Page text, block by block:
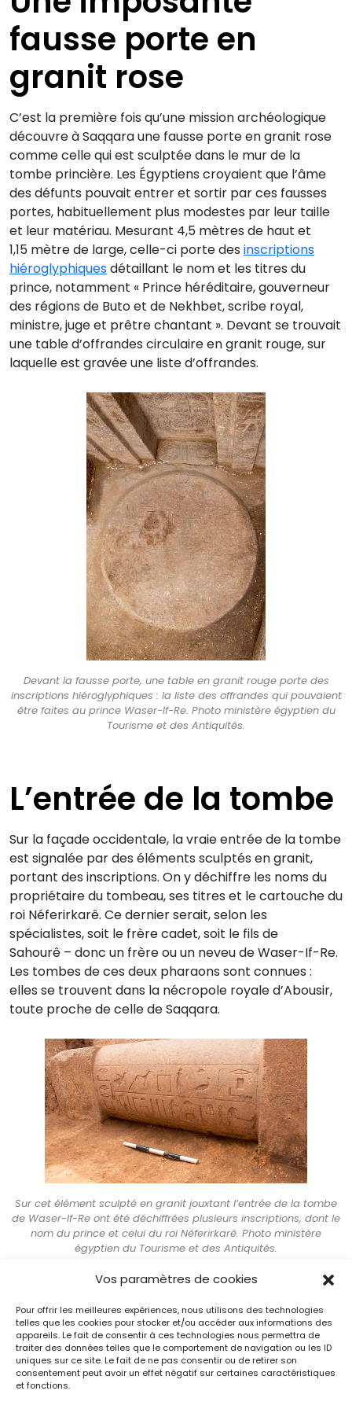
Vos paramètres de cookies
Pour offrir les meilleures expériences, nous utilisons des technologies
telles que les cookies pour stocker et/ou accéder aux informations des
appareils. Le fait de consentir à ces technologies nous permettra de
traiter des données telles que le comportement de navigation ou les ID
uniques sur ce site. Le fait de ne pas consentir ou de retirer son
consentement peut avoir un effet négatif sur certaines caractéristiques
et fonctions.
fausse porte en
granit rose
C’est la première fois qu’une mission archéologique
découvre à Saqqara une fausse porte en granit rose
comme celle qui est sculptée dans le mur de la
tombe princière. Les Égyptiens croyaient que l’âme
des défunts pouvait entrer et sortir par ces fausses
portes, habituellement plus modestes par leur taille
et leur matériau. Mesurant 4,5 mètres de haut et
1,15 mètre de large, celle-ci porte des inscriptions
hiéroglyphiquesdétaillant le nom et les titres du
prince, notamment « Prince héréditaire, gouverneur
des régions de Buto et de Nekhbet, scribe royal,
ministre, juge et prêtre chantant ». Devant se trouvait
une table d’offrandes circulaire en granit rouge, sur
laquelle est gravée une liste d’offrandes.
Devant la fausse porte, une table en granit rouge porte des
inscriptions hiéroglyphiques : la liste des offrandes qui pouvaient
être faites au prince Waser-If-Re. Photo ministère égyptien du
Tourisme et des Antiquités.
L’entrée de la tombe
Sur la façade occidentale, la vraie entrée de la tombe
est signalée par des éléments sculptés en granit,
portant des inscriptions. On y déchiffre les noms du
propriétaire du tombeau, ses titres et le cartouche du
roi Néferirkarê. Ce dernier serait, selon les
spécialistes, soit le frère cadet, soit le fils de
Sahourê – donc un frère ou un neveu de Waser-If-Re.
Les tombes de ces deux pharaons sont connues :
elles se trouvent dans la nécropole royale d’Abousir,
toute proche de celle de Saqqara.
Sur cet élément sculpté en granit jouxtant l’entrée de la tombe
de Waser-If-Re ont été déchiffrées plusieurs inscriptions, dont le
nom du prince et celui du roi Néferirkarê. Photo ministère
égyptien du Tourisme et des Antiquités.
Deux ensembles de
statues